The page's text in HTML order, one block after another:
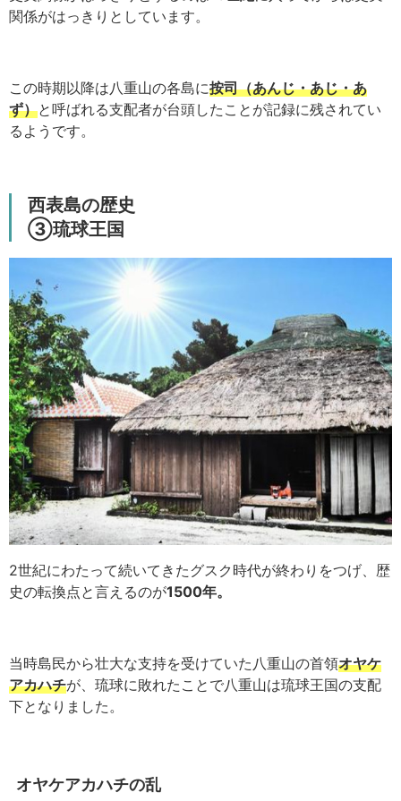
関係がはっきりとしています。
この時期以降は八重山の各島に按司（あんじ・あじ・あ
ず）と呼ばれる支配者が台頭したことが記録に残されてい
るようです。
西表島の歴史
③琉球王国
2世紀にわたって続いてきたグスク時代が終わりをつげ、歴
史の転換点と言えるのが1500年。
当時島民から壮大な支持を受けていた八重山の首領オヤケ
アカハチが、琉球に敗れたことで八重山は琉球王国の支配
下となりました。
オヤケアカハチの乱